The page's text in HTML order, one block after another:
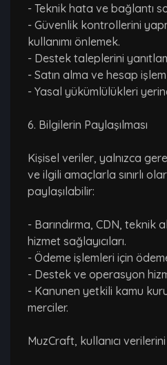
- Teknik hata ve bağlantı
- Güvenlik kontrollerini
kullanımı önlemek.
- Destek taleplerini
- Satın alma ve hesap
- Yasal yükümlülükleri
6. Bilgilerin Paylaşılması
Kişisel veriler, yalnızca
ve ilgili amaçlarla sınırlı
paylaşılabilir:
- Barındırma, CDN, teknik
hizmet sağlayıcıları.
- Ödeme işlemleri için
- Destek ve operasyon
- Kanunen yetkili kamu
merciler.
MuzCraft, kullanıcı